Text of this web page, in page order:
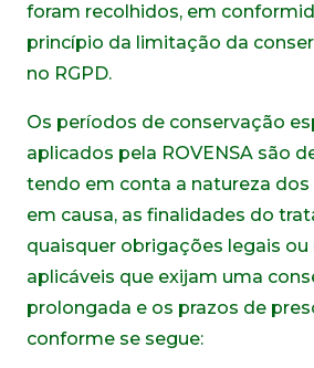
foram recolhidos, em
princípio da limitação da
no RGPD.
Os períodos de conservação
aplicados pela ROVENSA são
tendo em conta a natureza
em causa, as finalidades do
quaisquer obrigações legais
aplicáveis que exijam uma
prolongada e os prazos de
conforme se segue: